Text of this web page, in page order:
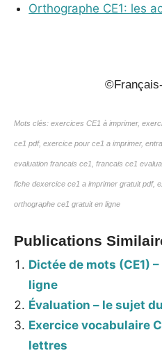
Orthographe CE1: les
Mots clés: exercices CE1 à imprimer,
ce1 pdf, exercice pour ce1 a imprimer,
evaluation francais ce1, francais ce1
fiche dexercice ce1 a imprimer gratuit pdf,
orthographe ce1 gratuit en ligne
Publications
Dictée de mots (CE1)
ligne
Évaluation – le sujet
Exercice vocabulaire
lettres